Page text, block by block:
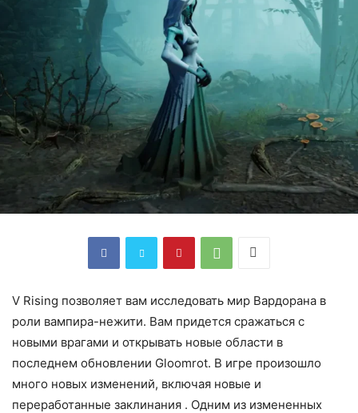
V Rising позволяет вам исследовать мир Вардорана в
роли вампира-нежити. Вам придется сражаться с
новыми врагами и открывать новые области в
последнем обновлении Gloomrot. В игре произошло
много новых изменений, включая новые и
переработанные заклинания . Одним из измененных